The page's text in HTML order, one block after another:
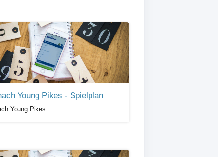
Young Pikes - Spielplan
Young Pikes